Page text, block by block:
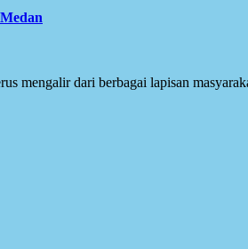
mengalir dari berbagai lapisan